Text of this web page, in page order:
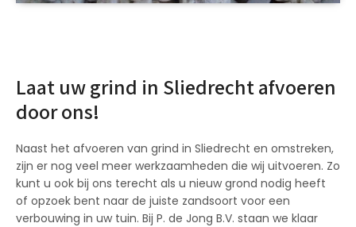
Laat uw grind in Sliedrecht afvoeren
door ons!
Naast het afvoeren van grind in Sliedrecht en omstreken,
zijn er nog veel meer werkzaamheden die wij uitvoeren. Zo
kunt u ook bij ons terecht als u nieuw grond nodig heeft
of opzoek bent naar de juiste zandsoort voor een
verbouwing in uw tuin. Bij P. de Jong B.V. staan we klaar